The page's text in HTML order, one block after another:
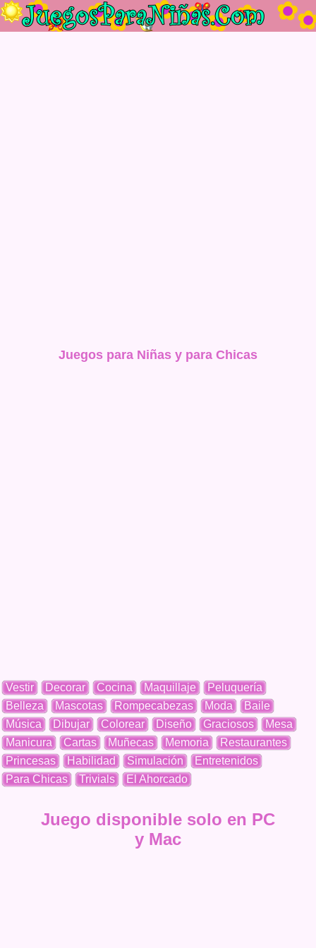
Juegos para Niñas y para Chicas
Vestir Decorar Cocina Maquillaje
Peluquería
Belleza
Mascotas Rompecabezas Moda
Baile
Música
Dibujar Colorear Diseño Graciosos
Mesa
Manicura
Cartas Muñecas Memoria
Restaurantes
Princesas
Habilidad Simulación
Entretenidos
Para Chicas
Trivials El Ahorcado
Juego disponible solo en PC
y Mac